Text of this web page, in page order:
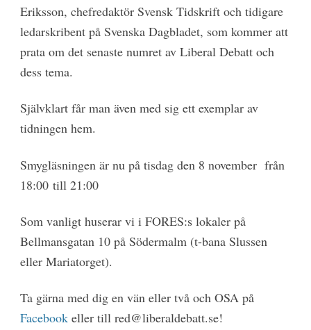
Eriksson, chefredaktör Svensk Tidskrift och tidigare
ledarskribent på Svenska Dagbladet, som kommer att
prata om det senaste numret av Liberal Debatt och
dess tema.
Självklart får man även med sig ett exemplar av
tidningen hem.
Smygläsningen är nu på tisdag den 8 november från
18:00 till 21:00
Som vanligt huserar vi i FORES:s lokaler på
Bellmansgatan 10 på Södermalm (t-bana Slussen
eller Mariatorget).
Ta gärna med dig en vän eller två och OSA på
Facebookeller till red@liberaldebatt.se!